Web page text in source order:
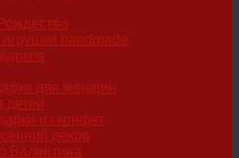
handmade
для женщин
детей
из конфет
декор
Валентина